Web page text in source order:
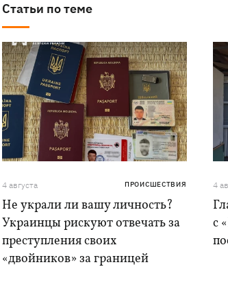
Статьи по теме
4 августа ПРОИСШЕСТВИЯ
Не украли ли вашу личность?
Украинцы рискуют отвечать за
преступления своих
«двойников» за границей
4
с